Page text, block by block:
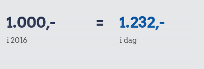
Samlet pris i 2026
gennem tiderne. Priser i nutidskroner er estimeret af
1.000,-
i 2016
= 1.232,-
i dag